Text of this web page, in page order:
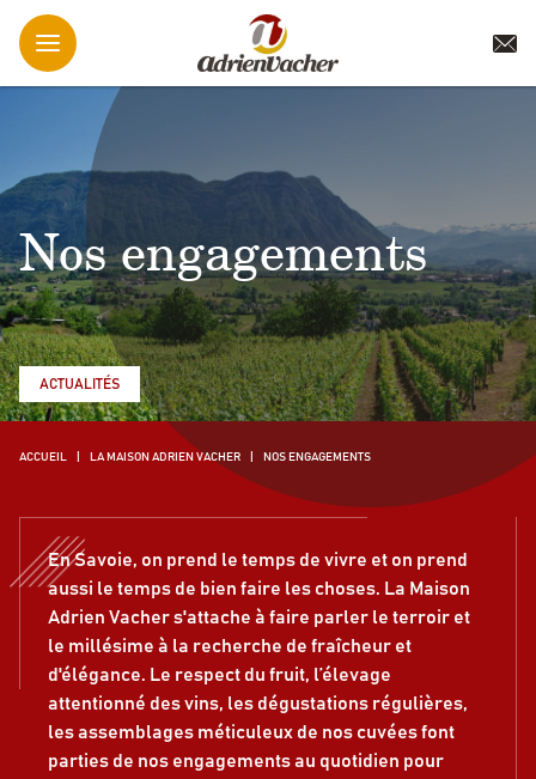
Nos engagements
ACCUEIL LA MAISON ADRIEN VACHER NOS ENGAGEMENTS
ACTUALITÉS
En Savoie, on prend le temps de vivre et on prend
aussi le temps de bien faire les choses. La Maison
Adrien Vacher s'attache à faire parler le terroir et
le millésime à la recherche de fraîcheur et
d'élégance. Le respect du fruit, l’élevage
attentionné des vins, les dégustations régulières,
les assemblages méticuleux de nos cuvées font
parties de nos engagements au quotidien pour